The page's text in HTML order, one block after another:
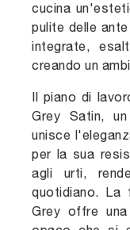
cucina
pulite delle
integrate,
creando un
Il piano di
Grey Satin,
unisce
per la sua
agli urti,
quotidiano. La
Grey offre